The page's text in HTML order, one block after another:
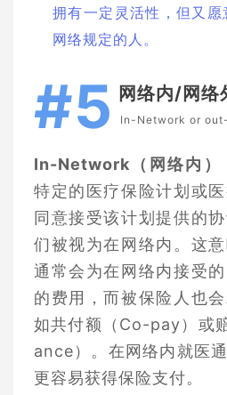
拥有一定灵活性，但又
网络规定的人。
#5 网络内/网络
In-Network or
In-Network（网络内）
特定的医疗保险计划或
同意接受该计划提供的
们被视为在网络内。这
通常会为在网络内接受
的费用，而被保险人也
如共付额（Co-pay）或
ance）。在网络内就医
更容易获得保险支付。